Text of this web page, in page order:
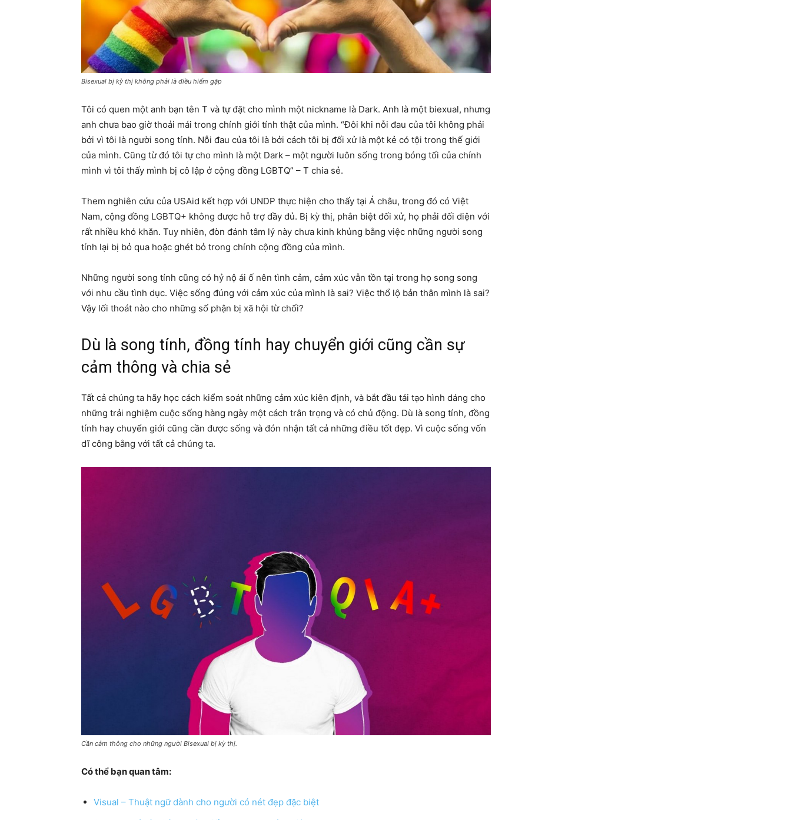
Bisexual bị kỳ thị không phải là điều hiếm gặp
Tôi có quen một anh bạn tên T và tự đặt cho mình một nickname là Dark. Anh là một biexual, nhưng
anh chưa bao giờ thoải mái trong chính giới tính thật của mình. “Đôi khi nỗi đau của tôi không phải
bởi vì tôi là người song tính. Nỗi đau của tôi là bởi cách tôi bị đối xử là một kẻ có tội trong thế giới
của mình. Cũng từ đó tôi tự cho mình là một Dark – một người luôn sống trong bóng tối của chính
mình vì tôi thấy mình bị cô lập ở cộng đồng LGBTQ” – T chia sẻ.
Them nghiên cứu của USAid kết hợp với UNDP thực hiện cho thấy tại Á châu, trong đó có Việt
Nam, cộng đồng LGBTQ+ không được hỗ trợ đầy đủ. Bị kỳ thị, phân biệt đối xử, họ phải đối diện với
rất nhiều khó khăn. Tuy nhiên, đòn đánh tâm lý này chưa kinh khủng bằng việc những người song
tính lại bị bỏ qua hoặc ghét bỏ trong chính cộng đồng của mình.
Những người song tính cũng có hỷ nộ ái ố nên tình cảm, cảm xúc vẫn tồn tại trong họ song song
với nhu cầu tình dục. Việc sống đúng với cảm xúc của mình là sai? Việc thổ lộ bản thân mình là sai?
Vậy lối thoát nào cho những số phận bị xã hội từ chối?
Dù là song tính, đồng tính hay chuyển giới cũng cần sự
cảm thông và chia sẻ
Tất cả chúng ta hãy học cách kiểm soát những cảm xúc kiên định, và bắt đầu tái tạo hình dáng cho
những trải nghiệm cuộc sống hàng ngày một cách trân trọng và có chủ động. Dù là song tính, đồng
tính hay chuyển giới cũng cần được sống và đón nhận tất cả những điều tốt đẹp. Vì cuộc sống vốn
dĩ công bằng với tất cả chúng ta.
Cần cảm thông cho những người Bisexual bị kỳ thị.
Có thể bạn quan tâm:
Visual – Thuật ngữ dành cho người có nét đẹp đặc biệt